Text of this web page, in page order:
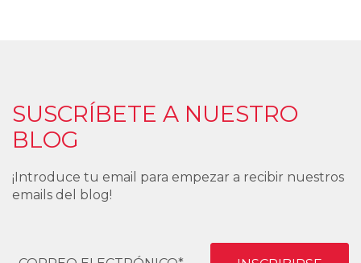
SUSCRÍBETE A NUESTRO
BLOG
¡Introduce tu email para empezar a recibir nuestros
emails del blog!